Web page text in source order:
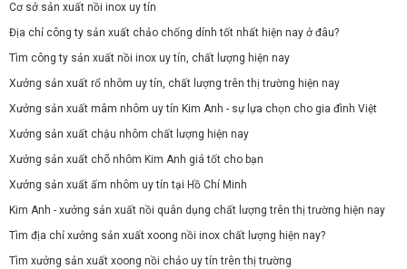
Cơ sở sản xuất nồi inox uy tín
Địa chỉ công ty sản xuất chảo chống dính tốt nhất hiện nay ở đâu?
Tìm công ty sản xuất nồi inox uy tín, chất lượng hiện nay
Xưởng sản xuất rổ nhôm uy tín, chất lượng trên thị trường hiện nay
Xưởng sản xuất mâm nhôm uy tín Kim Anh - sự lựa chọn cho gia đình Việt
Xưởng sản xuất chậu nhôm chất lượng hiện nay
Xưởng sản xuất chõ nhôm Kim Anh giá tốt cho bạn
Xưởng sản xuất ấm nhôm uy tín tại Hồ Chí Minh
Kim Anh - xưởng sản xuất nồi quân dụng chất lượng trên thị trường hiện nay
Tìm địa chỉ xưởng sản xuất xoong nồi inox chất lượng hiện nay?
Tìm xưởng sản xuất xoong nồi chảo uy tín trên thị trường